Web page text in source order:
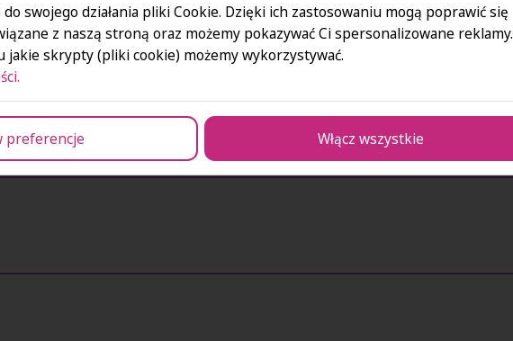
swojego działania pliki Cookie. Dzięki ich zastosowaniu mogą poprawić się
z naszą stroną oraz możemy pokazywać Ci spersonalizowane reklamy.
jakie skrypty (pliki cookie) możemy wykorzystywać.
preferencje Włącz wszystkie